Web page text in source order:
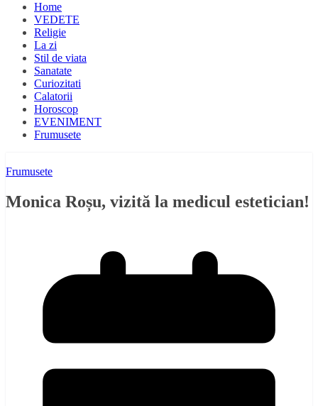
Home
VEDETE
Religie
La zi
Stil de viata
Sanatate
Curiozitati
Calatorii
Horoscop
EVENIMENT
Frumusete
Frumusete
Monica Roșu, vizită la medicul estetician!